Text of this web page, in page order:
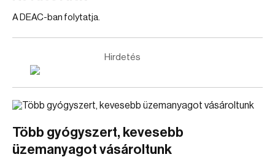
A DEAC-ban folytatja.
Hirdetés
Több gyógyszert, kevesebb
üzemanyagot vásároltunk